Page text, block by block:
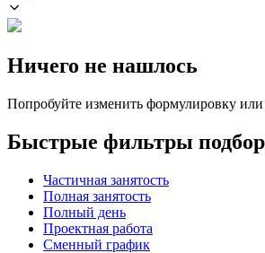
Ничего не нашлось
Попробуйте изменить формулировку
Быстрые фильтры
Частичная занятость
Полная занятость
Полный день
Проектная работа
Сменный график